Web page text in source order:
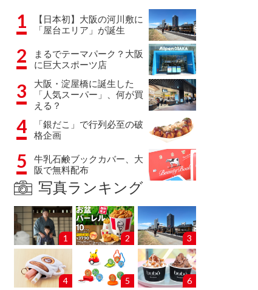
1
【日本初】大阪の河川敷に
「屋台エリア」が誕生
2
まるでテーマパーク？大阪
に巨大スポーツ店
3
大阪・淀屋橋に誕生した
「人気スーパー」、何が買
える？
4
「銀だこ」で行列必至の破
格企画
5
牛乳石鹸ブックカバー、大
阪で無料配布
写真ランキング
1 2 3
4 5 6